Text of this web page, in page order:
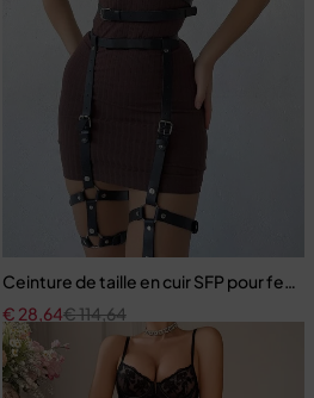
Ceinture de taille en cuir SFP pour
€114,64
€ 28,64